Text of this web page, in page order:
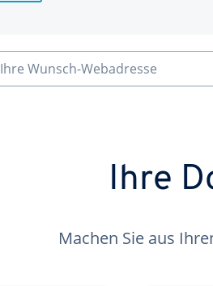
Ihre Wunsch-Webadresse
Ihre
Machen Sie aus